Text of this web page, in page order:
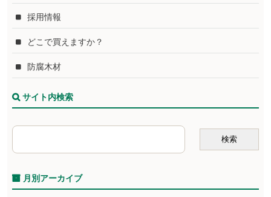
採用情報
どこで買えますか？
防腐木材
サイト内検索
月別アーカイブ